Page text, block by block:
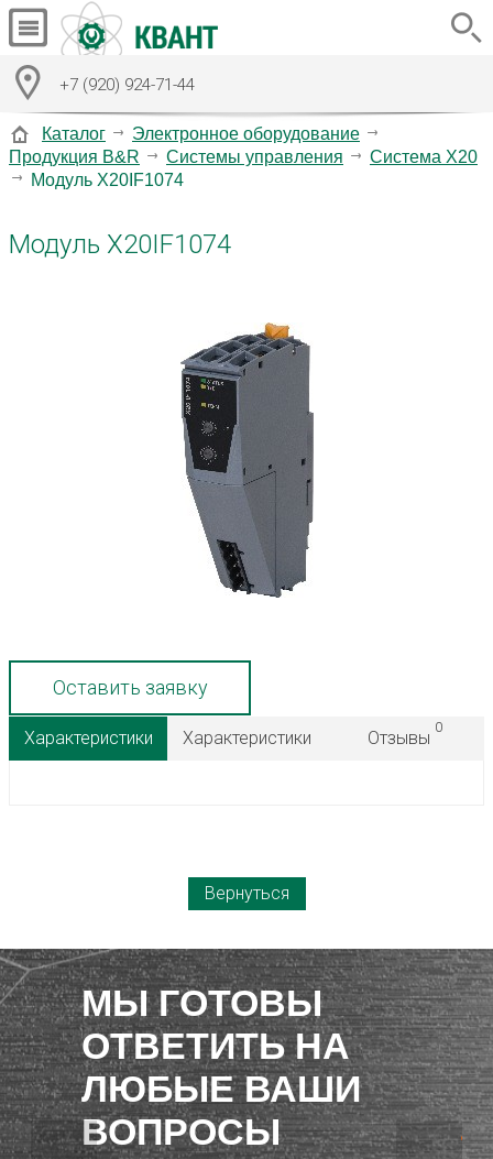
+7 (920) 924-71-44
Каталог
Электронное оборудование
Продукция B&R
Системы управления
Система X20
Модуль X20IF1074
Модуль X20IF1074
Оставить заявку
Характеристики Характеристики Отзывы
0
Вернуться
МЫ ГОТОВЫ
ОТВЕТИТЬ НА
ЛЮБЫЕ ВАШИ
ВОПРОСЫ